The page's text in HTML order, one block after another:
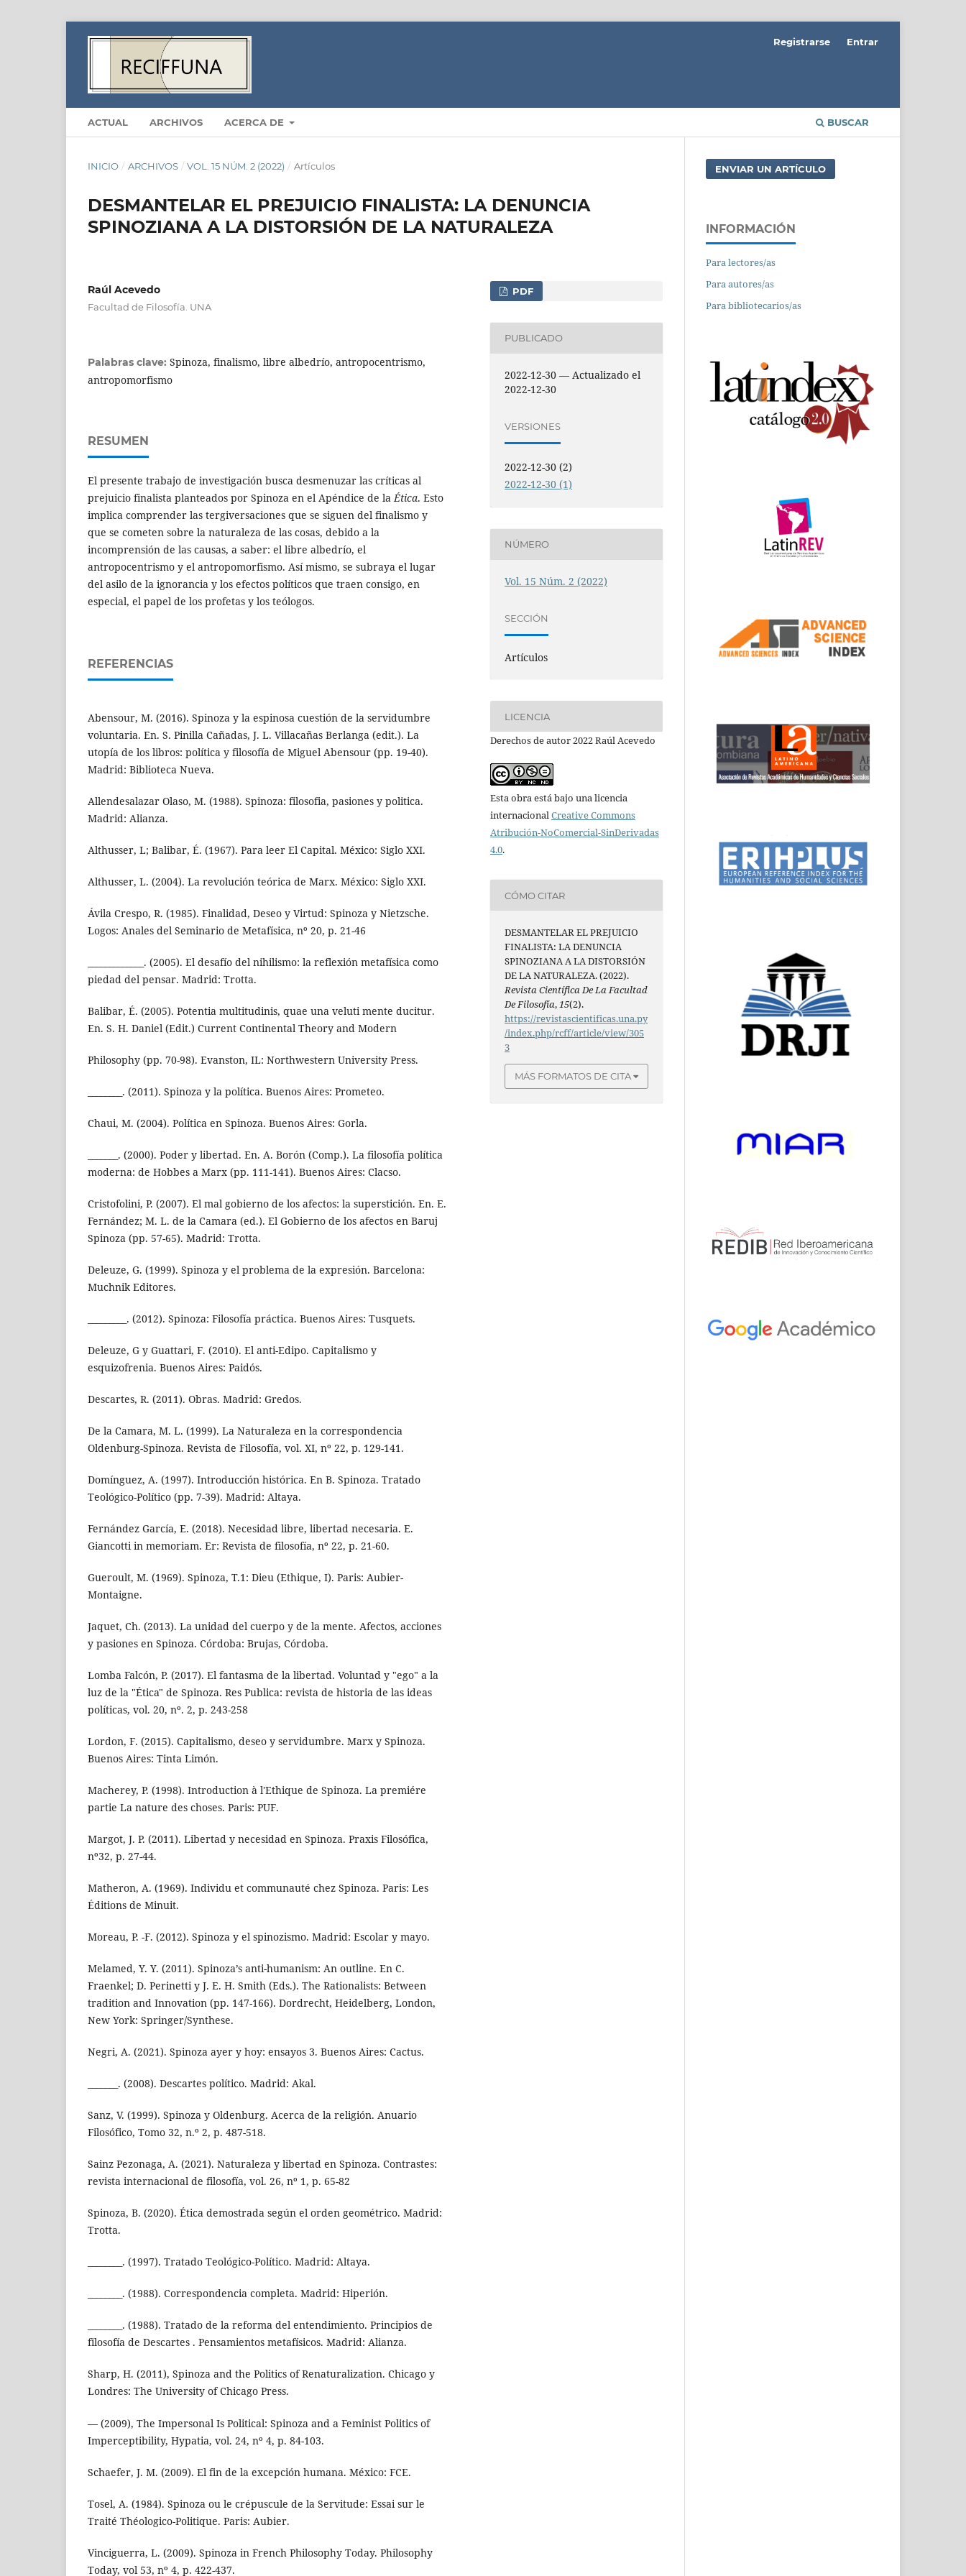
ACTUAL ARCHIVOS ACERCA DE BUSCAR
Registrarse Entrar
INICIO / ARCHIVOS / VOL. 15 NÚM. 2 (2022) / Artículos
DESMANTELAR EL PREJUICIO FINALISTA: LA DENUNCIA
SPINOZIANA A LA DISTORSIÓN DE LA NATURALEZA
Raúl Acevedo
Facultad de Filosofía. UNA
Palabras clave: Spinoza, finalismo, libre albedrío, antropocentrismo,
antropomorfismo
RESUMEN
El presente trabajo de investigación busca desmenuzar las críticas al
prejuicio finalista planteados por Spinoza en el Apéndice de laÉtica. Esto
implica comprender las tergiversaciones que se siguen del finalismo y
que se cometen sobre la naturaleza de las cosas, debido a la
incomprensión de las causas, a saber: el libre albedrío, el
antropocentrismo y el antropomorfismo. Así mismo, se subraya el lugar
del asilo de la ignorancia y los efectos políticos que traen consigo, en
especial, el papel de los profetas y los teólogos.
REFERENCIAS
Abensour, M. (2016). Spinoza y la espinosa cuestión de la servidumbre
voluntaria. En. S. Pinilla Cañadas, J. L. Villacañas Berlanga (edit.). La
utopía de los libros: política y filosofía de Miguel Abensour (pp. 19-40).
Madrid: Biblioteca Nueva.
Allendesalazar Olaso, M. (1988). Spinoza: filosofia, pasiones y politica.
Madrid: Alianza.
Althusser, L; Balibar, É. (1967). Para leer El Capital. México: Siglo XXI.
Althusser, L. (2004). La revolución teórica de Marx. México: Siglo XXI.
Ávila Crespo, R. (1985). Finalidad, Deseo y Virtud: Spinoza y Nietzsche.
Logos: Anales del Seminario de Metafísica, nº 20, p. 21-46
_____________. (2005). El desafío del nihilismo: la reflexión metafísica como
piedad del pensar. Madrid: Trotta.
Balibar, É. (2005). Potentia multitudinis, quae una veluti mente ducitur.
En. S. H. Daniel (Edit.) Current Continental Theory and Modern
Philosophy (pp. 70-98). Evanston, IL: Northwestern University Press.
________. (2011). Spinoza y la política. Buenos Aires: Prometeo.
Chaui, M. (2004). Política en Spinoza. Buenos Aires: Gorla.
_______. (2000). Poder y libertad. En. A. Borón (Comp.). La filosofía política
moderna: de Hobbes a Marx (pp. 111-141). Buenos Aires: Clacso.
Cristofolini, P. (2007). El mal gobierno de los afectos: la superstición. En. E.
Fernández; M. L. de la Camara (ed.). El Gobierno de los afectos en Baruj
Spinoza (pp. 57-65). Madrid: Trotta.
Deleuze, G. (1999). Spinoza y el problema de la expresión. Barcelona:
Muchnik Editores.
_________. (2012). Spinoza: Filosofía práctica. Buenos Aires: Tusquets.
Deleuze, G y Guattari, F. (2010). El anti-Edipo. Capitalismo y
esquizofrenia. Buenos Aires: Paidós.
Descartes, R. (2011). Obras. Madrid: Gredos.
De la Camara, M. L. (1999). La Naturaleza en la correspondencia
Oldenburg-Spinoza. Revista de Filosofía, vol. XI, nº 22, p. 129-141.
Domínguez, A. (1997). Introducción histórica. En B. Spinoza. Tratado
Teológico-Político (pp. 7-39). Madrid: Altaya.
Fernández García, E. (2018). Necesidad libre, libertad necesaria. E.
Giancotti in memoriam. Er: Revista de filosofía, nº 22, p. 21-60.
Gueroult, M. (1969). Spinoza, T.1: Dieu (Ethique, I). Paris: Aubier-
Montaigne.
Jaquet, Ch. (2013). La unidad del cuerpo y de la mente. Afectos, acciones
y pasiones en Spinoza. Córdoba: Brujas, Córdoba.
Lomba Falcón, P. (2017). El fantasma de la libertad. Voluntad y "ego" a la
luz de la "Ética" de Spinoza. Res Publica: revista de historia de las ideas
políticas, vol. 20, nº. 2, p. 243-258
Lordon, F. (2015). Capitalismo, deseo y servidumbre. Marx y Spinoza.
Buenos Aires: Tinta Limón.
Macherey, P. (1998). Introduction à l'Ethique de Spinoza. La premiére
partie La nature des choses. Paris: PUF.
Margot, J. P. (2011). Libertad y necesidad en Spinoza. Praxis Filosófica,
nº32, p. 27-44.
Matheron, A. (1969). Individu et communauté chez Spinoza. Paris: Les
Éditions de Minuit.
Moreau, P. -F. (2012). Spinoza y el spinozismo. Madrid: Escolar y mayo.
Melamed, Y. Y. (2011). Spinoza’s anti-humanism: An outline. En C.
Fraenkel; D. Perinetti y J. E. H. Smith (Eds.). The Rationalists: Between
tradition and Innovation (pp. 147-166). Dordrecht, Heidelberg, London,
New York: Springer/Synthese.
Negri, A. (2021). Spinoza ayer y hoy: ensayos 3. Buenos Aires: Cactus.
_______. (2008). Descartes político. Madrid: Akal.
Sanz, V. (1999). Spinoza y Oldenburg. Acerca de la religión. Anuario
Filosófico, Tomo 32, n.º 2, p. 487-518.
Sainz Pezonaga, A. (2021). Naturaleza y libertad en Spinoza. Contrastes:
revista internacional de filosofía, vol. 26, nº 1, p. 65-82
Spinoza, B. (2020). Ética demostrada según el orden geométrico. Madrid:
Trotta.
________. (1997). Tratado Teológico-Político. Madrid: Altaya.
________. (1988). Correspondencia completa. Madrid: Hiperión.
________. (1988). Tratado de la reforma del entendimiento. Principios de
filosofía de Descartes . Pensamientos metafísicos. Madrid: Alianza.
Sharp, H. (2011), Spinoza and the Politics of Renaturalization. Chicago y
Londres: The University of Chicago Press.
— (2009), The Impersonal Is Political: Spinoza and a Feminist Politics of
Imperceptibility, Hypatia, vol. 24, nº 4, p. 84-103.
Schaefer, J. M. (2009). El fin de la excepción humana. México: FCE.
Tosel, A. (1984). Spinoza ou le crépuscule de la Servitude: Essai sur le
Traité Théologico-Politique. Paris: Aubier.
Vinciguerra, L. (2009). Spinoza in French Philosophy Today. Philosophy
Today, vol 53, nº 4, p. 422-437.
PDF
PUBLICADO
2022-12-30 — Actualizado el
2022-12-30
VERSIONES
2022-12-30 (2)
2022-12-30 (1)
NÚMERO
Vol. 15 Núm. 2 (2022)
SECCIÓN
Artículos
LICENCIA
Derechos de autor 2022 Raúl Acevedo
Esta obra está bajo una licencia
internacionalCreative Commons
Atribución-NoComercial-SinDerivadas
4.0.
CÓMO CITAR
DESMANTELAR EL PREJUICIO
FINALISTA: LA DENUNCIA
SPINOZIANA A LA DISTORSIÓN
DE LA NATURALEZA. (2022).
Revista Científica De La Facultad
De Filosofía,15(2).
https://revistascientificas.una.py
/index.php/rcff/article/view/305
3
MÁS FORMATOS DE CITA
ENVIAR UN ARTÍCULO
INFORMACIÓN
Para lectores/as
Para autores/as
Para bibliotecarios/as